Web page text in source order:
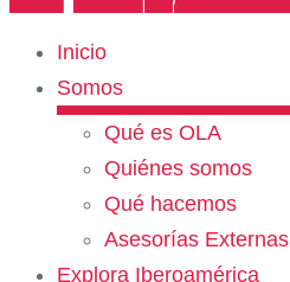
Inicio
Somos
Qué es OLA
Quiénes somos
Qué hacemos
Asesorías Externas
Explora Iberoamérica